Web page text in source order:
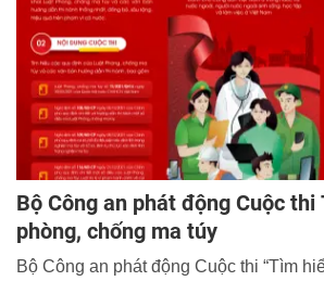
Bộ Công an phát động Cuộc
phòng, chống ma túy
Bộ Công an phát động Cuộc thi “Tìm